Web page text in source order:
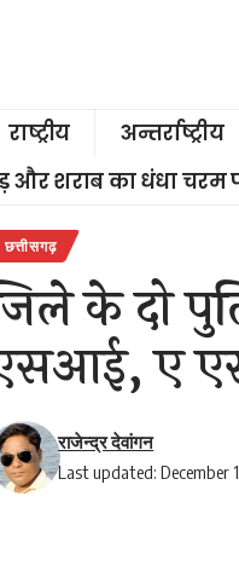
राष्ट्रीय अन्तर्राष्ट्रीय
और शराब का धंधा
छत्तीसगढ़
के दो
ए
Last updated: December
राजेन्द्र देवांगन